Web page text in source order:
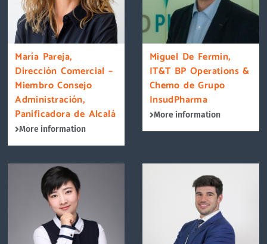
María Pareja,
Dirección Comercial –
Miembro Consejo
Administración,
Panificadora de Alcalá
More information
Miguel De Fermin,
IT&T BP Operations &
Chemo de Grupo
InsudPharma
More information